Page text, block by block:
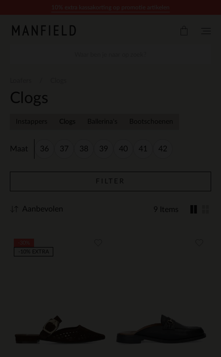
Clogs
Instappers Clogs Ballerina's Bootschoenen
Maat 36 37 38 39 40 41 42
FILTER
9 Items
Aanbevolen
-10% EXTRA